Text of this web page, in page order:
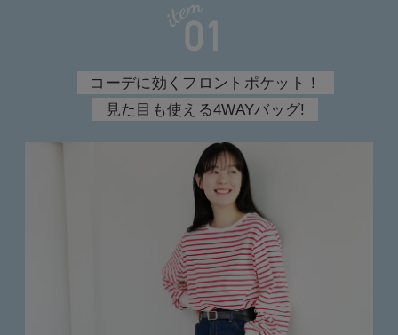
コーデに効くフロントポケット！
見た目も使える4WAYバッグ!